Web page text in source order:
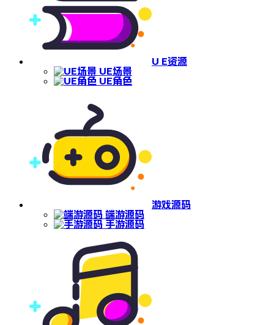
U E资源
UE场景
UE角色
游戏源码
端游源码
手游源码